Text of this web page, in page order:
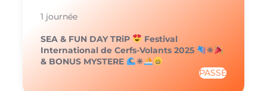
1 journée
SEA & FUN DAY TRiP
Festival
International de Cerfs-Volants 2025
☀
& BONUS MYSTERE
☀
PASSÉ